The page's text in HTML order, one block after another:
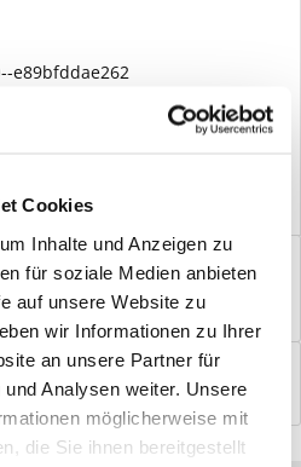
Cookies
Inhalte und Anzeigen zu
für soziale Medien anbieten
auf unsere Website zu
wir Informationen zu Ihrer
an unsere Partner für
Analysen weiter. Unsere
möglicherweise mit
die Sie ihnen bereitgestellt
e89bfddae262
Bildschirm konfigurieren und
und diskutieren...mehr